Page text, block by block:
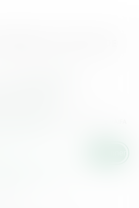
ACTUALITÉS DE
informe des dernières
nutrition des plantes et
actualités et
vos cultures et pour vous.
LES TOUTES DERNIÈRES DE HAIFA